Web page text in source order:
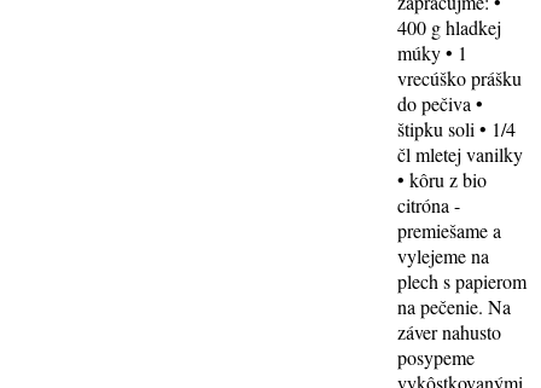
400 g hladkej
múky • 1
vrecúško prášku
do pečiva •
štipku soli • 1/4
čl mletej vanilky
• kôru z bio
citróna -
premiešame a
vylejeme na
plech s papierom
na pečenie. Na
záver nahusto
posypeme
vykôstkovanými